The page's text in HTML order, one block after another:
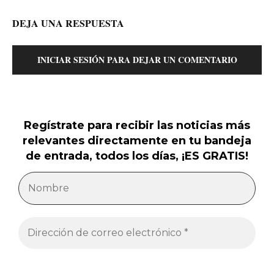
DEJA UNA RESPUESTA
INICIAR SESIÓN PARA DEJAR UN COMENTARIO
Regístrate para recibir las noticias más
relevantes directamente en tu bandeja
de entrada, todos los días, ¡ES GRATIS!